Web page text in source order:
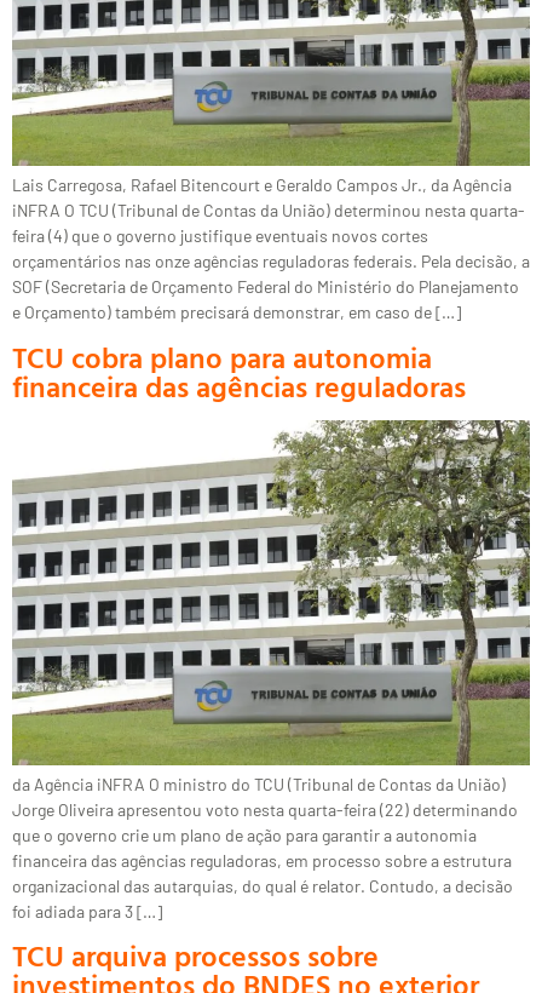
Lais Carregosa, Rafael Bitencourt e Geraldo Campos Jr., da Agência
iNFRA O TCU (Tribunal de Contas da União) determinou nesta quarta-
feira (4) que o governo justifique eventuais novos cortes
orçamentários nas onze agências reguladoras federais. Pela decisão, a
SOF (Secretaria de Orçamento Federal do Ministério do Planejamento
e Orçamento) também precisará demonstrar, em caso de […]
TCU cobra plano para autonomia
financeira das agências reguladoras
da Agência iNFRA O ministro do TCU (Tribunal de Contas da União)
Jorge Oliveira apresentou voto nesta quarta-feira (22) determinando
que o governo crie um plano de ação para garantir a autonomia
financeira das agências reguladoras, em processo sobre a estrutura
organizacional das autarquias, do qual é relator. Contudo, a decisão
foi adiada para 3 […]
TCU arquiva processos sobre